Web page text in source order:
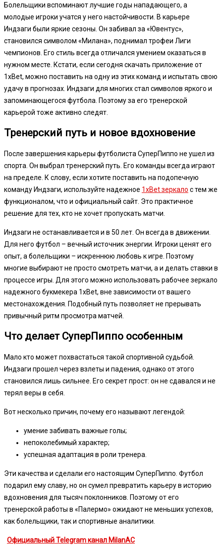
Болельщики вспоминают лучшие годы нападающего, а
молодые игроки учатся у него настойчивости. В карьере
Индзаги были яркие сезоны. Он забивал за «Ювентус»,
становился символом «Милана», поднимал трофеи Лиги
чемпионов. Его стиль всегда отличался умением оказаться в
нужном месте. Кстати, если сегодня скачать приложение от
1xBet, можно поставить на одну из этих команд и испытать свою
удачу в прогнозах. Индзаги для многих стал символов яркого и
запоминающегося футбола. Поэтому за его тренерской
карьерой тоже активно следят.
Тренерский путь и новое вдохновение
После завершения карьеры футболиста СуперПиппо не ушел из
спорта. Он выбрал тренерский путь. Его команды всегда играют
на пределе. К слову, если хотите поставить на подопечную
команду Индзаги, используйте надежное 1xBet зеркало с тем же
функционалом, что и официальный сайт. Это практичное
решение для тех, кто не хочет пропускать матчи.
Индзаги не останавливается и в 50 лет. Он всегда в движении.
Для него футбол – вечный источник энергии. Игроки ценят его
опыт, а болельщики – искреннюю любовь к игре. Поэтому
многие выбирают не просто смотреть матчи, а и делать ставки в
процессе игры. Для этого можно использовать рабочее зеркало
надежного букмекера 1xBet, вне зависимости от вашего
местонахождения. Подобный путь позволяет не прерывать
привычный ритм просмотра матчей.
Что делает СуперПиппо особенным
Мало кто может похвастаться такой спортивной судьбой.
Индзаги прошел через взлеты и падения, однако от этого
становился лишь сильнее. Его секрет прост: он не сдавался и не
терял веры в себя.
Вот несколько причин, почему его называют легендой:
умение забивать важные голы;
непоколебимый характер;
успешная адаптация в роли тренера.
Эти качества и сделали его настоящим СуперПиппо. Футбол
подарил ему славу, но он сумел превратить карьеру в историю
вдохновения для тысяч поклонников. Поэтому от его
тренерской работы в «Палермо» ожидают не меньших успехов,
как болельщики, так и спортивные аналитики.
Официальный Telegram канал MilanAC